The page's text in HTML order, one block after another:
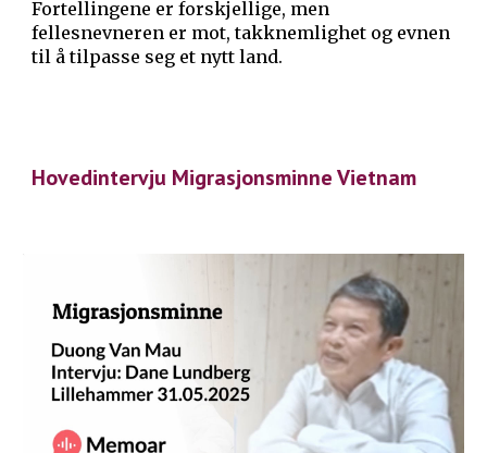
Fortellingene er forskjellige, men
fellesnevneren er mot, takknemlighet og evnen
til å tilpasse seg et nytt land.
Hovedintervju Migrasjonsminne Vietnam